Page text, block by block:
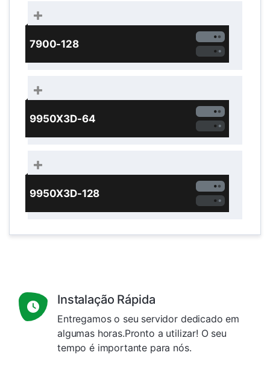
7900-128
9950X3D-64
9950X3D-128
Instalação Rápida
Entregamos o seu servidor dedicado em
algumas horas.Pronto a utilizar! O seu
tempo é importante para nós.